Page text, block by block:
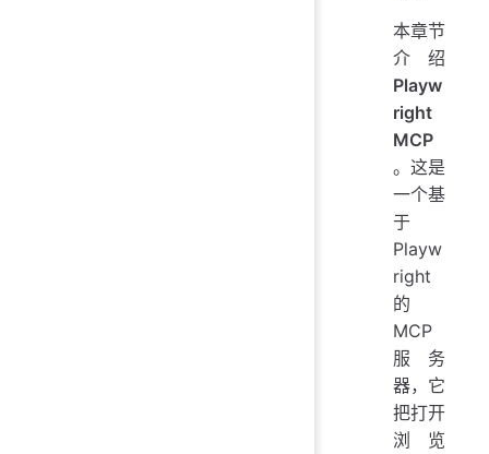
本章节
介绍
Playw
right
MCP
。这是
一个基
于
Playw
right
的
MCP
服务
器，它
把打开
浏览